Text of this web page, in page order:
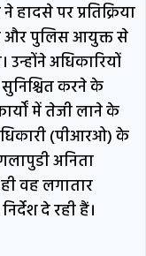
हादसे पर प्रतिक्रिया
और पुलिस आयुक्त से
अधिकारियों
करने के
में तेजी लाने के
(पीआरओ) के
अनिता
वह लगातार
दे रही हैं।